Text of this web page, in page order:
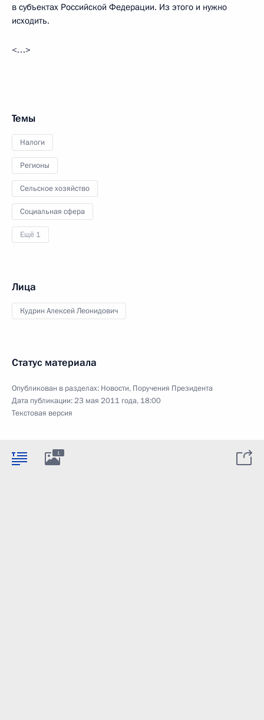
в субъектах Российской Федерации. Из этого и нужно
исходить.
<…>
Темы
Налоги
Регионы
Сельское хозяйство
Социальная сфера
Ещё 1
Лица
Кудрин Алексей Леонидович
Статус материала
Опубликован в разделах: Новости, Поручения Президента
Дата публикации:23 мая 2011 года, 18:00
Текстовая версия
1